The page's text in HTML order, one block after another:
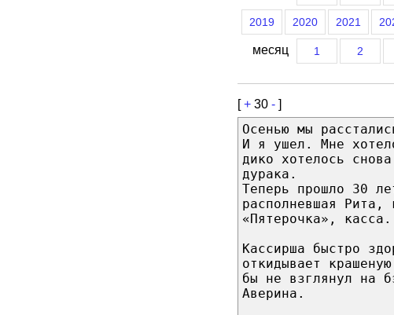
2019 2020 2021
месяц 1 2
[+ 30 - ]
Осенью мы
И я ушел. Мне
дико хотелось
дурака.
Теперь прошло 30
располневшая Рита,
«Пятерочка»,
Кассирша быстро
откидывает
бы не взглянул на
Аверина.